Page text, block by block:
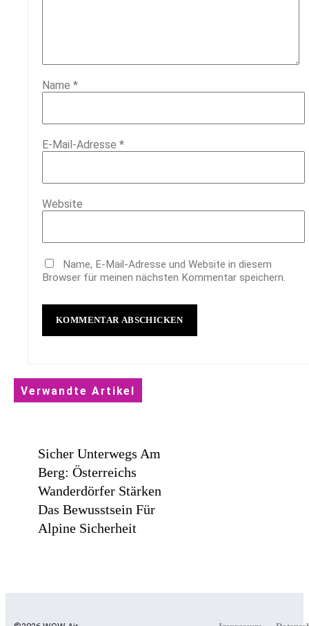
Name *
E-Mail-Adresse *
Website
Name, E-Mail-Adresse und Website in diesem
Browser für meinen nächsten Kommentar speichern.
Verwandte Artikel
Sicher Unterwegs Am
Berg: Österreichs
Wanderdörfer Stärken
Das Bewusstsein Für
Alpine Sicherheit